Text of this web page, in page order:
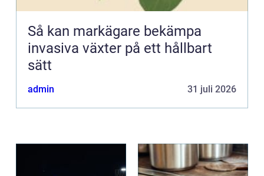
Så kan markägare bekämpa
invasiva växter på ett hållbart
sätt
admin 31 juli 2026